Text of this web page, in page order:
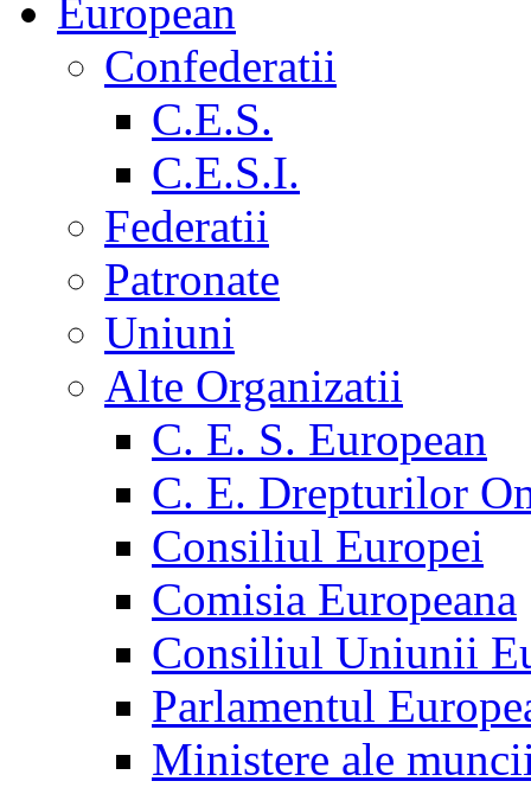
European
Confederatii
C.E.S.
C.E.S.I.
Federatii
Patronate
Uniuni
Alte Organizatii
C. E. S. European
C. E. Drepturilor
Consiliul Europei
Comisia Europeana
Consiliul Uniunii
Parlamentul
Ministere ale